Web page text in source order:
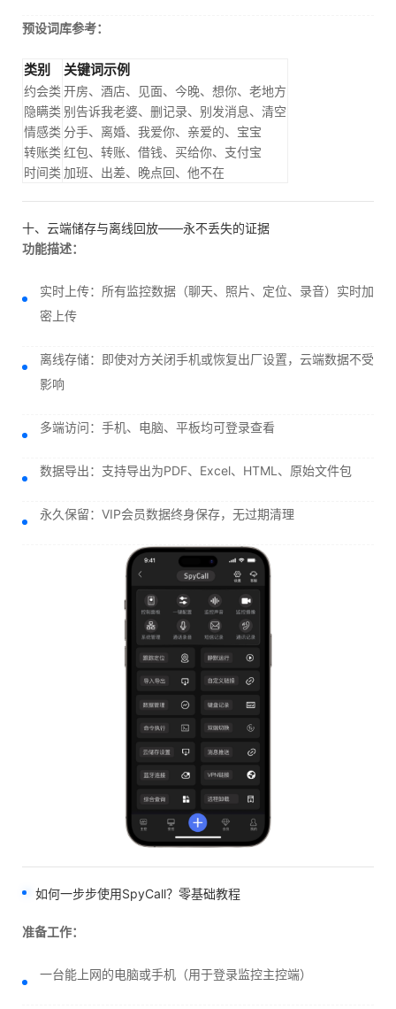
预设词库参考：
类别 关键词示例
约会类 开房、酒店、见面、今晚、想你、老地方
隐瞒类 别告诉我老婆、删记录、别发消息、清空
情感类 分手、离婚、我爱你、亲爱的、宝宝
转账类 红包、转账、借钱、买给你、支付宝
时间类 加班、出差、晚点回、他不在
十、云端储存与离线回放——永不丢失的证据
功能描述：
实时上传：所有监控数据（聊天、照片、定位、录音）实时加
密上传
离线存储：即使对方关闭手机或恢复出厂设置，云端数据不受
影响
多端访问：手机、电脑、平板均可登录查看
数据导出：支持导出为PDF、Excel、HTML、原始文件包
永久保留：VIP会员数据终身保存，无过期清理
如何一步步使用SpyCall？零基础教程
准备工作：
一台能上网的电脑或手机（用于登录监控主控端）